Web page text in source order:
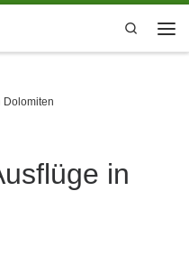
Search
Dolomiten
in